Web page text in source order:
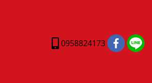
0958824173